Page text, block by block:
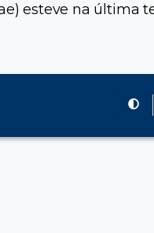
esteve na última